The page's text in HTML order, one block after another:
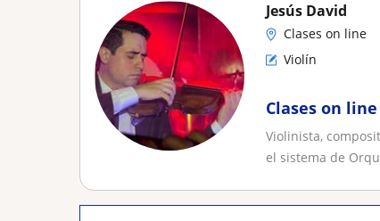
Jesús David
Clases on line
Violín
Clases on
Violinista,
el sistema de